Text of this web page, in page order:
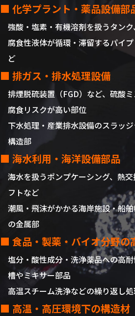
■ 化学プラント・薬品設備部
強酸・塩素・有機溶剤を扱うタン
腐食性液体が循環・滞留するパイ
ど
■ 排ガス・排水処理設備
排煙脱硫装置（FGD）など、硫酸
腐食リスクが高い部位
下水処理・産業排水設備のスラッ
構造部
■ 海水利用・海洋設備部品
海水を扱うポンプケーシング、熱
フトなど
潮風・飛沫がかかる海岸施設・船
の金属部
■ 食品・製薬・バイオ分野の
塩分・酸性成分・洗浄薬品への高
槽やミキサー部品
高温スチーム洗浄などの繰り返し
■ 高温・高圧環境下の構造材